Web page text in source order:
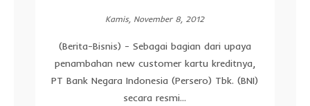
Kamis, November 8, 2012
(Berita-Bisnis) - Sebagai bagian dari upaya
penambahan new customer kartu kreditnya,
PT Bank Negara Indonesia (Persero) Tbk. (BNI)
secara resmi...